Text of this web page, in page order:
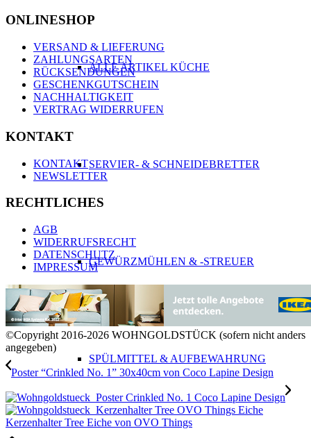
ALLE ARTIKEL KÜCHE
SERVIER- & SCHNEIDEBRETTER
GEWÜRZMÜHLEN & -STREUER
SPÜLMITTEL & AUFBEWAHRUNG
ONLINESHOP
VERSAND & LIEFERUNG
ZAHLUNGSARTEN
RÜCKSENDUNGEN
GESCHENKGUTSCHEIN
NACHHALTIGKEIT
VERTRAG WIDERRUFEN
KONTAKT
KONTAKT
NEWSLETTER
RECHTLICHES
AGB
WIDERRUFSRECHT
DATENSCHUTZ
IMPRESSUM
©Copyright 2016-2026 WOHNGOLDSTÜCK (sofern nicht anders
angegeben)
Poster “Crinkled No. 1” 30x40cm von Coco Lapine Design
Kerzenhalter Tree Eiche von OVO Things